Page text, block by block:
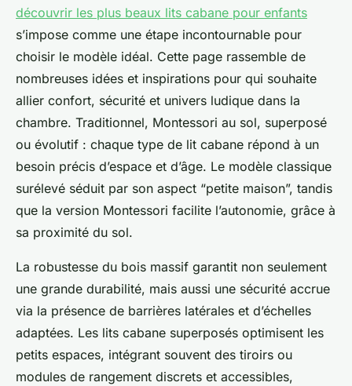
découvrir les plus beaux lits cabane pour enfants
s’impose comme une étape incontournable pour
choisir le modèle idéal. Cette page rassemble de
nombreuses idées et inspirations pour qui souhaite
allier confort, sécurité et univers ludique dans la
chambre. Traditionnel, Montessori au sol, superposé
ou évolutif : chaque type de lit cabane répond à un
besoin précis d’espace et d’âge. Le modèle classique
surélevé séduit par son aspect “petite maison”, tandis
que la version Montessori facilite l’autonomie, grâce à
sa proximité du sol.
La robustesse du bois massif garantit non seulement
une grande durabilité, mais aussi une sécurité accrue
via la présence de barrières latérales et d’échelles
adaptées. Les lits cabane superposés optimisent les
petits espaces, intégrant souvent des tiroirs ou
modules de rangement discrets et accessibles,